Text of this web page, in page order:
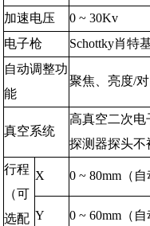
加速电压
0 ~ 30Kv
电子枪
Schottky肖特
自动调整功
能
聚焦、亮度/
真空系统
高真空二次电
探测器探头不
行程
（可
选配
X 0 ~ 80mm （自
Y 0 ~ 60mm （自